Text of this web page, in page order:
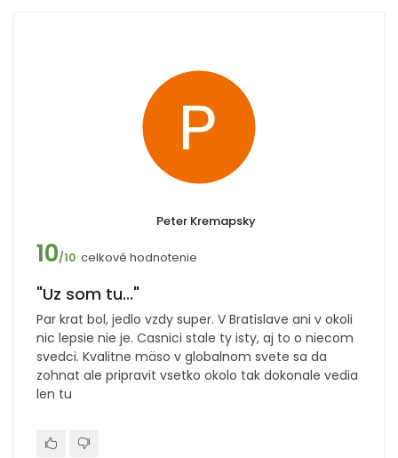
Peter Kremapsky
10/10 celkové hodnotenie
"Uz som tu..."
Par krat bol, jedlo vzdy super. V Bratislave ani v okoli
nic lepsie nie je. Casnici stale ty isty, aj to o niecom
svedci. Kvalitne mäso v globalnom svete sa da
zohnat ale pripravit vsetko okolo tak dokonale vedia
len tu